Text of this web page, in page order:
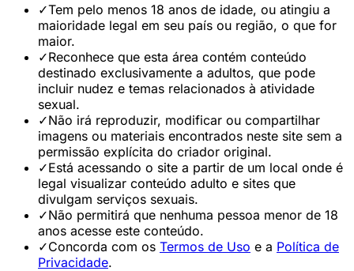
✓Tem pelo menos 18 anos de idade, ou atingiu a
maioridade legal em seu país ou região, o que for
maior.
✓Reconhece que esta área contém conteúdo
destinado exclusivamente a adultos, que pode
incluir nudez e temas relacionados à atividade
sexual.
✓Não irá reproduzir, modificar ou compartilhar
imagens ou materiais encontrados neste site sem a
permissão explícita do criador original.
✓Está acessando o site a partir de um local onde é
legal visualizar conteúdo adulto e sites que
divulgam serviços sexuais.
✓Não permitirá que nenhuma pessoa menor de 18
anos acesse este conteúdo.
✓Concorda com os Termos de Uso e a Política de
Privacidade.